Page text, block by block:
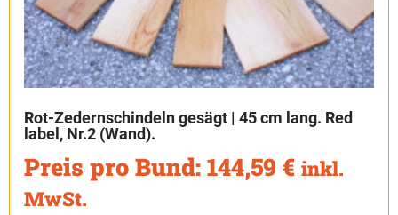
Rot-Zedernschindeln gesägt | 45 cm lang. Red
label, Nr.2 (Wand).
Preis pro Bund: 144,59 € inkl.
MwSt.